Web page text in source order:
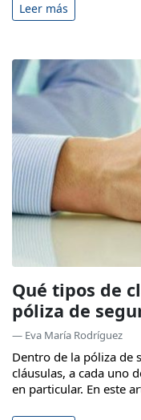
Leer más
Qué tipos de
póliza de
— Eva María Rodríguez
Dentro de la póliza de
cláusulas, a cada uno
en particular. En este